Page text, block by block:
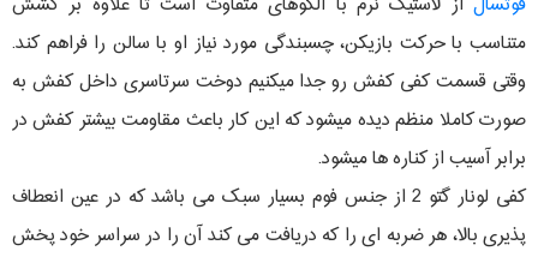
متناسب با حرکت بازیکن، چسبندگی مورد نیاز او با سالن را فراهم کند.
وقتی قسمت کفی کفش رو جدا میکنیم دوخت سرتاسری داخل کفش به
صورت کاملا منظم دیده میشود که این کار باعث مقاومت بیشتر کفش در
برابر آسیب از کناره ها میشود.
کفی لونار گتو 2 از جنس فوم بسیار سبک می باشد که در عین انعطاف
پذیری بالا، هر ضربه ای را که دریافت می کند آن را در سراسر خود پخش